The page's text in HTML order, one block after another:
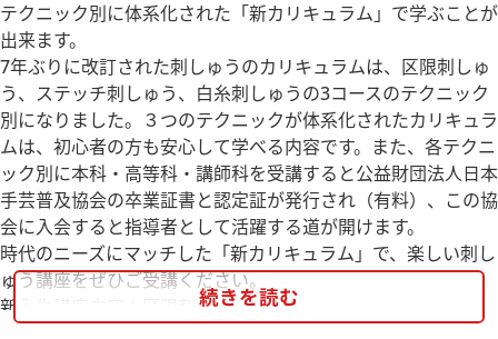
テクニック別に体系化された「新カリキュラム」で学ぶことが
出来ます。
7年ぶりに改訂された刺しゅうのカリキュラムは、区限刺しゅ
う、ステッチ刺しゅう、白糸刺しゅうの3コースのテクニック
別になりました。３つのテクニックが体系化されたカリキュラ
ムは、初心者の方も安心して学べる内容です。また、各テクニ
ック別に本科・高等科・講師科を受講すると公益財団法人日本
手芸普及協会の卒業証書と認定証が発行され（有料）、この協
会に入会すると指導者として活躍する道が開けます。
時代のニーズにマッチした「新カリキュラム」で、楽しい刺し
ゅう講座をぜひご受講ください。
新入生講座内容：区限刺しゅう続きを読む